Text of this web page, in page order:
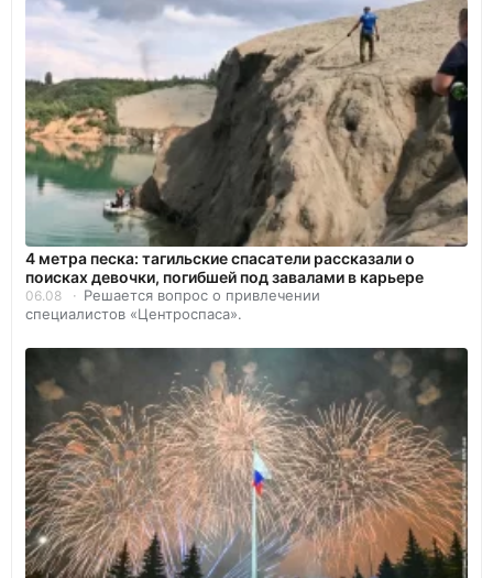
4 метра песка: тагильские спасатели рассказали о
поисках девочки, погибшей под завалами в карьере
06.08
Решается вопрос о привлечении
специалистов «Центроспаса».